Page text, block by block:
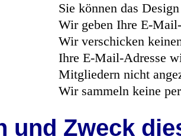
Sie können das
Wir geben Ihre E-
Wir verschicken
Ihre E-Mail-Adresse
Mitgliedern nicht
Wir sammeln keine
und Zweck